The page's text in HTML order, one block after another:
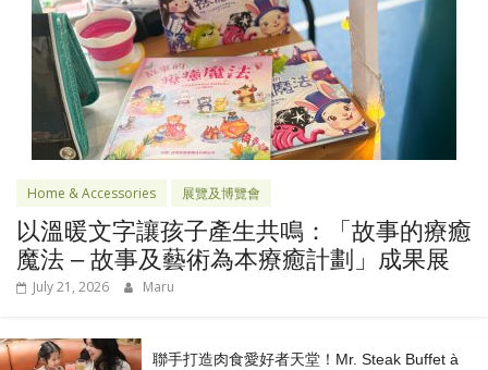
Home & Accessories 展覽及博覽會
以溫暖文字讓孩子產生共鳴：「故事的療癒
魔法 – 故事及藝術為本療癒計劃」成果展
July 21, 2026 Maru
聯手打造肉食愛好者天堂！Mr. Steak Buffet à